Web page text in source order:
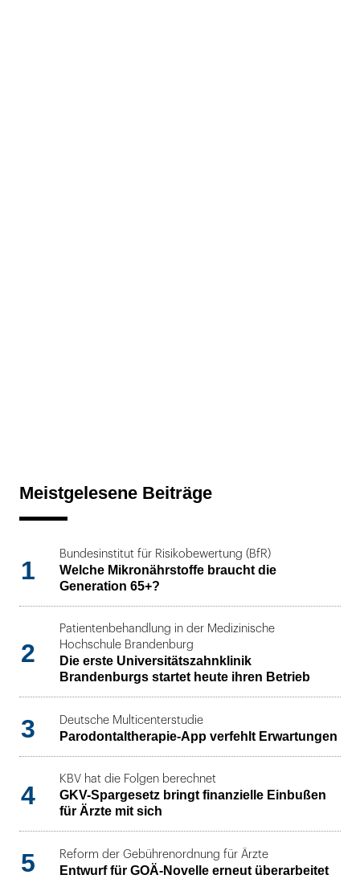
Meistgelesene Beiträge
1
Bundesinstitut für Risikobewertung (BfR)
Welche Mikronährstoffe braucht die
Generation 65+?
2
Patientenbehandlung in der Medizinische
Hochschule Brandenburg
Die erste Universitätszahnklinik
Brandenburgs startet heute ihren Betrieb
3 Deutsche Multicenterstudie
Parodontaltherapie-App verfehlt Erwartungen
4
KBV hat die Folgen berechnet
GKV-Spargesetz bringt finanzielle Einbußen
für Ärzte mit sich
5 Reform der Gebührenordnung für Ärzte
Entwurf für GOÄ-Novelle erneut überarbeitet